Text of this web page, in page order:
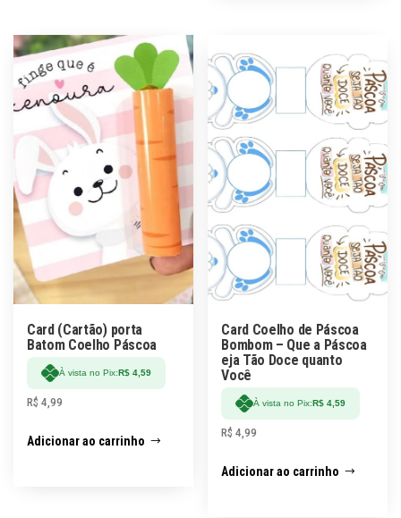
Card (Cartão) porta
Batom Coelho Páscoa
À vista no Pix:R$ 4,59
R$ 4,99
Adicionar ao carrinho
Card Coelho de Páscoa
Bombom – Que a Páscoa
eja Tão Doce quanto
Você
À vista no Pix:R$ 4,59
R$ 4,99
Adicionar ao carrinho